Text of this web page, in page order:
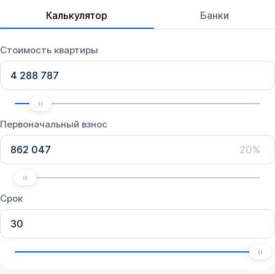
Калькулятор Банки
Стоимость квартиры
Первоначальный взнос
20%
Срок